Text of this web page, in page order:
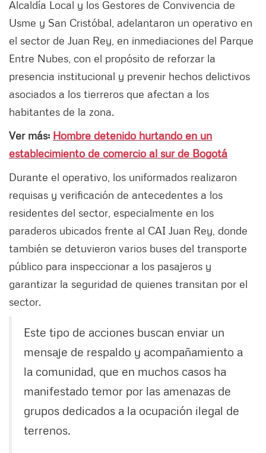
Alcaldía Local y los Gestores de Convivencia de
Usme y San Cristóbal, adelantaron un operativo en
el sector de Juan Rey, en inmediaciones del Parque
Entre Nubes, con el propósito de reforzar la
presencia institucional y prevenir hechos delictivos
asociados a los tierreros que afectan a los
habitantes de la zona.
Ver más: Hombre detenido hurtando en un
establecimiento de comercio al sur de Bogotá
Durante el operativo, los uniformados realizaron
requisas y verificación de antecedentes a los
residentes del sector, especialmente en los
paraderos ubicados frente al CAI Juan Rey, donde
también se detuvieron varios buses del transporte
público para inspeccionar a los pasajeros y
garantizar la seguridad de quienes transitan por el
sector.
Este tipo de acciones buscan enviar un
mensaje de respaldo y acompañamiento a
la comunidad, que en muchos casos ha
manifestado temor por las amenazas de
grupos dedicados a la ocupación ilegal de
terrenos.